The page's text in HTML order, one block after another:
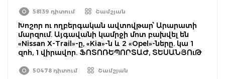
58139 դիտում Շամշյան
Խոշոր ու ողբերգական ավտովթար՝ Արարատի
մարզում. Այգավանի կամրջի մոտ բախվել են
«Nissan X-Trail»-ը, «Kia»-ն և 2 «Opel»-ները. կա 1
զոհ, 1 վիրավոր. ՖՈՏՈՌԵՊՈՐՏԱԺ, ՏԵՍԱՆՅՈւԹ
50478 դիտում Շամշյան